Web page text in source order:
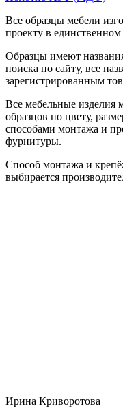
Все образцы мебели
проекту в единственном
Образцы имеют
поиска по сайту, все
зарегистрированным
Все мебельные изделия
образцов по цвету,
способами монтажа и
фурнитуры.
Способ монтажа и
выбирается
Ирина Криворотова